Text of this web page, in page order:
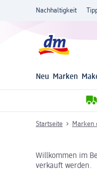
Nachhaltigkeit
Neu Marken
Startseite Marken
Willkommen im
verkauft werden.